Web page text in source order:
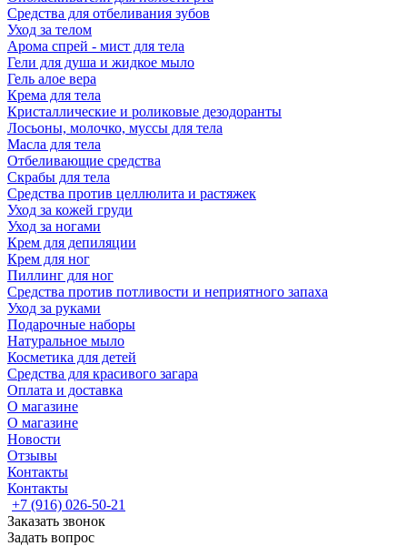
Средства для отбеливания зубов
Уход за телом
Арома спрей - мист для тела
Гели для душа и жидкое мыло
Гель алое вера
Крема для тела
Кристаллические и роликовые дезодоранты
Лосьоны, молочко, муссы для тела
Масла для тела
Отбеливающие средства
Скрабы для тела
Средства против целлюлита и растяжек
Уход за кожей груди
Уход за ногами
Крем для депиляции
Крем для ног
Пиллинг для ног
Средства против потливости и неприятного запаха
Уход за руками
Подарочные наборы
Натуральное мыло
Косметика для детей
Средства для красивого загара
Оплата и доставка
О магазине
О магазине
Новости
Отзывы
Контакты
Контакты
+7 (916) 026-50-21
Заказать звонок
Задать вопрос